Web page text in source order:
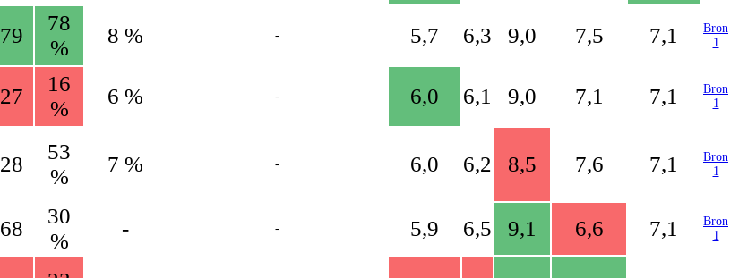
78
%
8 % - 5,7 6,3 9,0 7,5 7,1
Bron
1
16
%
6 % - 6,0 6,1 9,0 7,1 7,1
Bron
1
53
%
7 % - 6,0 6,2 8,5 7,6 7,1
Bron
1
30
%
- - 5,9 6,5 9,1 6,6 7,1
Bron
1